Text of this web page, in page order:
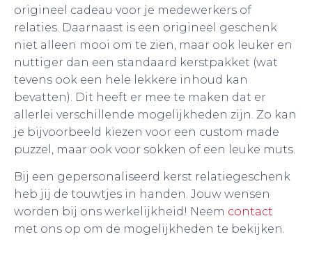
origineel cadeau voor je medewerkers of
relaties. Daarnaast is een origineel geschenk
niet alleen mooi om te zien, maar ook leuker en
nuttiger dan een standaard kerstpakket (wat
tevens ook een hele lekkere inhoud kan
bevatten). Dit heeft er mee te maken dat er
allerlei verschillende mogelijkheden zijn. Zo kan
je bijvoorbeeld kiezen voor een custom made
puzzel, maar ook voor sokken of een leuke muts.
Bij een gepersonaliseerd kerst relatiegeschenk
heb jij de touwtjes in handen. Jouw wensen
worden bij ons werkelijkheid! Neem contact
met ons op om de mogelijkheden te bekijken.